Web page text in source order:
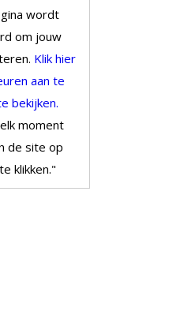
wordt
om jouw
Klik hier
aan te
bekijken.
moment
de site op
klikken."